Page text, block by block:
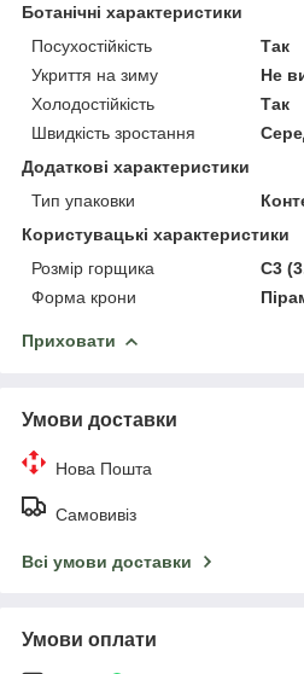
Ботанічні характеристики
Посухостійкість
Так
Укриття на зиму
Не
Холодостійкість
Так
Швидкість зростання
Додаткові характеристики
Тип упаковки
Користувацькi характеристики
Розмір горщика
C3
Форма крони
Приховати
Умови доставки
Нова Пошта
Самовивіз
Всі умови доставки
Умови оплати